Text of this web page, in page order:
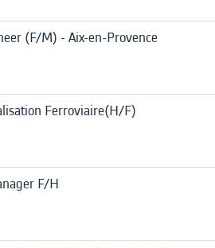
(F/M) - Aix-en-Provence
Ferroviaire(H/F)
F/H